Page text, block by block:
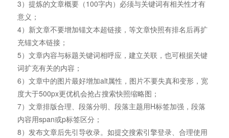
3）提炼的文章概要（100字内）必须与关键词有相关性才有
意义；
4）新文章不要增加锚文本超链接，等文章快照有排名后再扩
充锚文本链接；
5）文章内容与标题关键词相呼应，建立关联，也可根据关键
词扩充有关的内容；
6）文章中的图片最好增加alt属性，图片不要失真和变形，宽
度大于500px更优机会抢占搜索快照缩略图；
7）文章排版合理、段落分明、段落主题用H标签加强，段落
内容用span或p标签区分；
8）发布文章后先引导收录。如提交搜索引擎登录、合理使用